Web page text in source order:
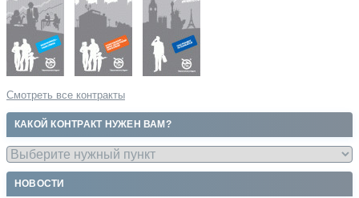
Смотреть все контракты
КАКОЙ КОНТРАКТ НУЖЕН ВАМ?
НОВОСТИ